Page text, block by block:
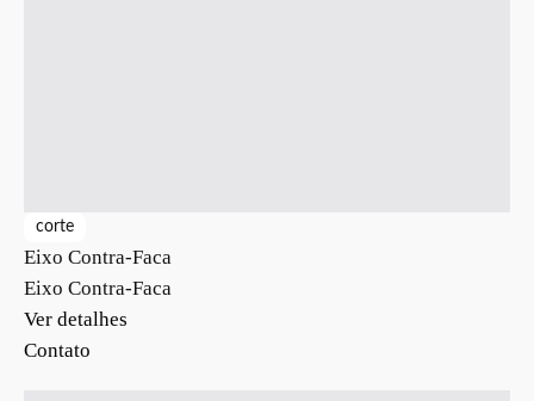
corte
Eixo Contra-Faca
Eixo Contra-Faca
Ver detalhes
Contato